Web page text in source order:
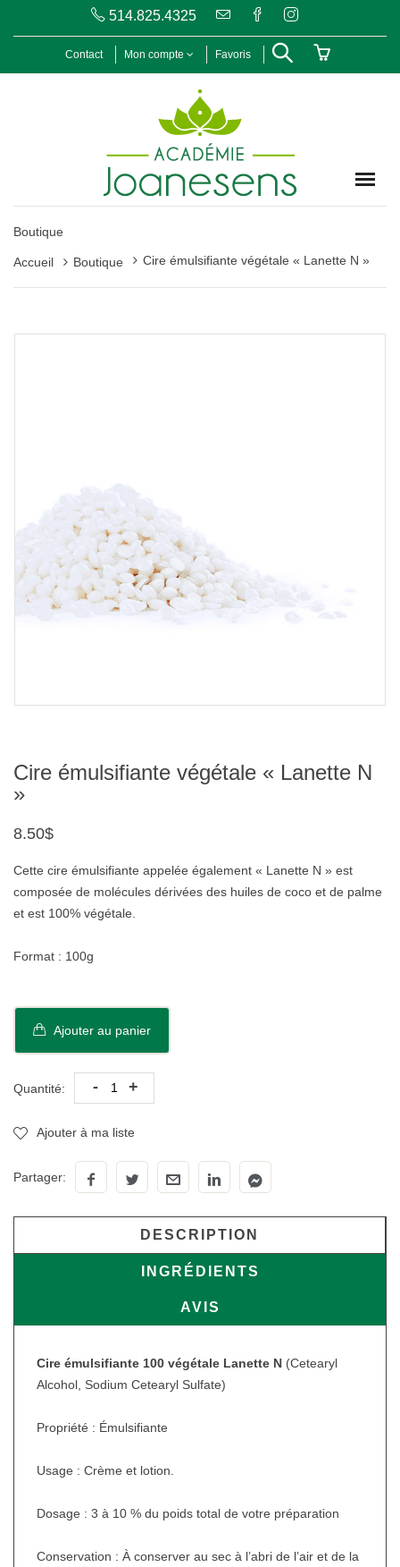
514.825.4325
Contact Mon compte Favoris
Boutique
Accueil Boutique Cire émulsifiante végétale « Lanette N »
Cire émulsifiante végétale « Lanette N
»
8.50$
Cette cire émulsifiante appelée également « Lanette N » est
composée de molécules dérivées des huiles de coco et de palme
et est 100% végétale.
Format : 100g
Ajouter au panier
Quantité: - +
Ajouter à ma liste
Partager:
DESCRIPTION
INGRÉDIENTS
AVIS
Cire émulsifiante 100 végétale Lanette N (Cetearyl
Alcohol, Sodium Cetearyl Sulfate)
Propriété : Émulsifiante
Usage : Crème et lotion.
Dosage : 3 à 10 % du poids total de votre préparation
Conservation : À conserver au sec à l’abri de l’air et de la